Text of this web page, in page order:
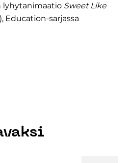
lyhytanimaatio Sweet Like
Education-sarjassa